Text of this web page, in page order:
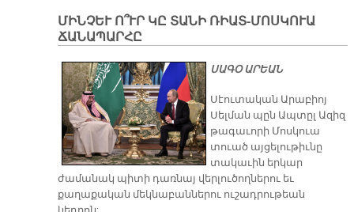
ՄԻՆՉԵՒ Ո՞ՒՐ ԿԸ ՏԱՆԻ ՌԻԱՏ-ՄՈՍԿՈՒԱ
ՃԱՆԱՊԱՐՀԸ
ՍԱԳՕ ԱՐԵԱՆ
Սէուտական Արաբիոյ
Սելման պըն Ապտըլ Ազիզ
թագաւորի Մոսկուա
տուած այցելութիւնը
տակաւին երկար
ժամանակ պիտի դառնայ վերլուծողներու եւ
քաղաքական մեկնաբաններու ուշադրութեան